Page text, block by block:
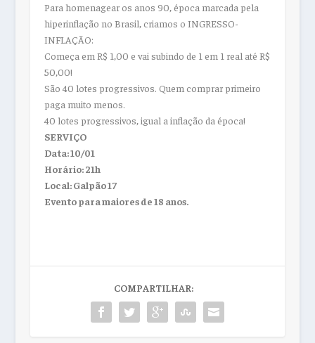
Para homenagear os anos 90, época marcada pela
hiperinflação no Brasil, criamos o INGRESSO-
INFLAÇÃO:
Começa em R$ 1,00 e vai subindo de 1 em 1 real até R$
50,00!
São 40 lotes progressivos. Quem comprar primeiro
paga muito menos.
40 lotes progressivos, igual a inflação da época!
SERVIÇO
Data: 10/01
Horário: 21h
Local: Galpão 17
Evento para maiores de 18 anos.
COMPARTILHAR: